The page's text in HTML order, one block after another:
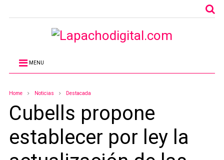
MENU
Home Noticias Destacada
Cubells propone
establecer por ley la